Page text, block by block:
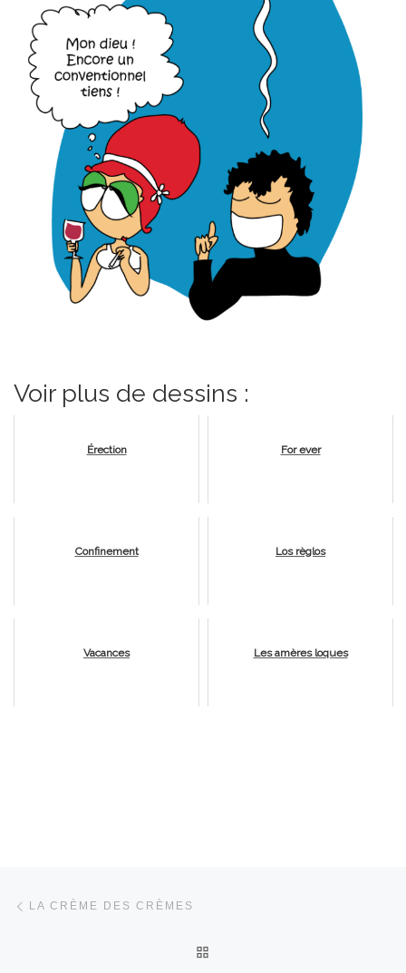
Voir plus de dessins :
Érection For ever
Confinement Los règlos
Vacances Les amères loques
Parcourir les articles
LA CRÈME DES CRÈMES